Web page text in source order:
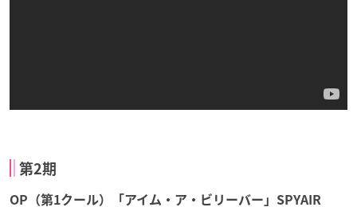
第2期
OP（第1クール）「アイム・ア・ビリーバー」SPYAIR